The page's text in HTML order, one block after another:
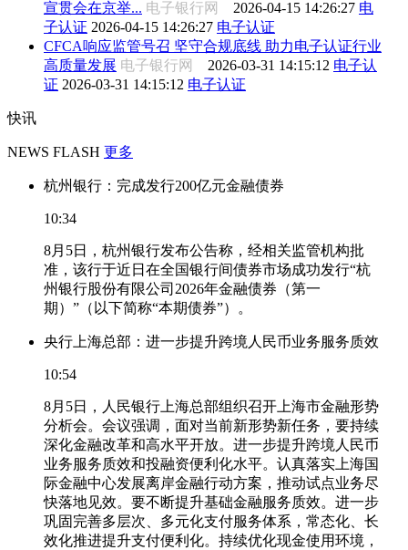
宣贯会在京举... 电子银行网 2026-04-15 14:26:27 电
子认证 2026-04-15 14:26:27 电子认证
CFCA响应监管号召 坚守合规底线 助力电子认证行业
高质量发展 电子银行网 2026-03-31 14:15:12 电子认
证 2026-03-31 14:15:12 电子认证
快讯
NEWS FLASH 更多
杭州银行：完成发行200亿元金融债券
10:34
8月5日，杭州银行发布公告称，经相关监管机构批
准，该行于近日在全国银行间债券市场成功发行“杭
州银行股份有限公司2026年金融债券（第一
期）”（以下简称“本期债券”）。
央行上海总部：进一步提升跨境人民币业务服务质效
10:54
8月5日，人民银行上海总部组织召开上海市金融形势
分析会。会议强调，面对当前新形势新任务，要持续
深化金融改革和高水平开放。进一步提升跨境人民币
业务服务质效和投融资便利化水平。认真落实上海国
际金融中心发展离岸金融行动方案，推动试点业务尽
快落地见效。要不断提升基础金融服务质效。进一步
巩固完善多层次、多元化支付服务体系，常态化、长
效化推进提升支付便利化。持续优化现金使用环境，